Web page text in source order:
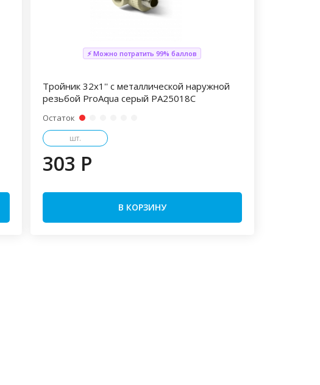
⚡ Можно потратить 99% баллов
Тройник 32x1'' с металлической наружной
резьбой ProAqua серый PA25018С
Остаток
шт.
303 P
В КОРЗИНУ